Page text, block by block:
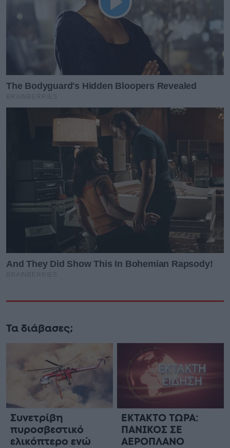
Τα διάβασες;
Συνετρίβη
πυροσβεστικό
ελικόπτερο ενώ
ΕΚΤΑΚΤΟ ΤΩΡΑ:
ΠΑΝΙΚΟΣ ΣΕ
ΑΕΡΟΠΛΑΝΟ